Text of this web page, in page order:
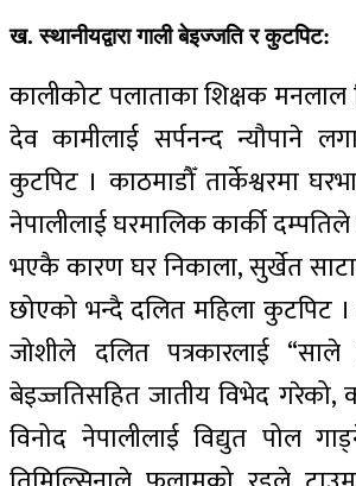
ख. स्थानीयद्वारा गाली बेइज्जति र कुटपिट:
कालीकोट पलाताका शिक्षक मनलाल
देव कामीलाई सर्पनन्द न्यौपाने
कुटपिट । काठमाडौँ तार्केश्वरमा
नेपालीलाई घरमालिक कार्की
भएकै कारण घर निकाला, सुर्खेत
छोएको भन्दै दलित महिला कुटपिट ।
जोशीले दलित पत्रकारलाई
बेइज्जतिसहित जातीय विभेद गरेको,
विनोद नेपालीलाई विद्युत पोल